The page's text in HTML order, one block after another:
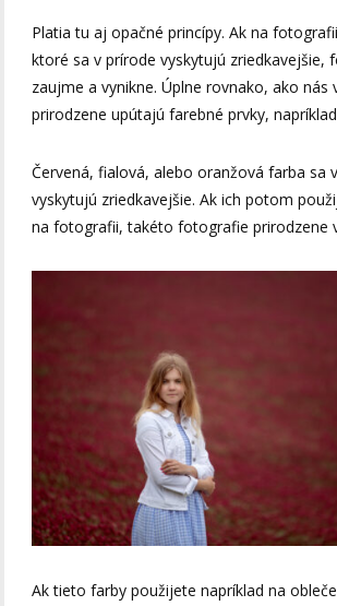
Platia tu aj opačné princípy. Ak na
ktoré sa v prírode vyskytujú zriedkavejšie,
zaujme a vynikne. Úplne rovnako, ako nás
prirodzene upútajú farebné prvky,
Červená, fialová, alebo oranžová farba sa
vyskytujú zriedkavejšie. Ak ich potom
na fotografii, takéto fotografie prirodzene
Ak tieto farby použijete napríklad na